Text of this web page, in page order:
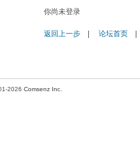
你尚未登录
返回上一步 论坛首页
2026 Comsenz Inc